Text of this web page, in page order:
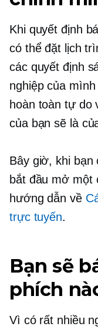
Khi quyết định
có thể đặt lịch
các quyết định
nghiệp của
hoàn toàn tự do
của bạn sẽ là
Bây giờ, khi bạn
bắt đầu mở một
hướng dẫn về
trực tuyến.
Bạn sẽ
phích
Vì có rất nhiều